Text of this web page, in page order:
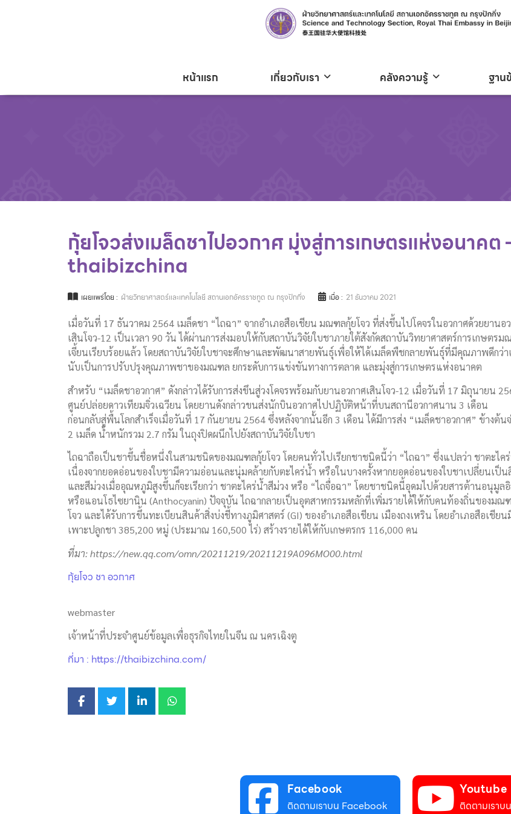
หน้าแรก เกี่ยวกับเรา คลังความรู้ ฐาน
กุ้ยโจวส่งเมล็ดชาไปอวกาศ มุ่งสู่การเกษตรแห่งอนาคต
thaibizchina
เผยแพร่โดย : ฝ่ายวิทยาศาสตร์และเทคโนโลยี สถานเอกอัครราชทูต ณ กรุงปักกิ่ง เมื่อ : 21 ธันวาคม 2021
เมื่อวันที่ 17 ธันวาคม 2564 เมล็ดชา “ไถฉา” จากอำเภอสือเชียน มณฑลกุ้ยโจว ที่ส่งขึ้นไปโคจรในอวกาศด้วยยานอ
เสินโจว-12 เป็นเวลา 90 วัน ได้ผ่านการส่งมอบให้กับสถาบันวิจัยใบชาภายใต้สังกัดสถาบันวิทยาศาสตร์การเกษตรม
เจี้ยนเรียบร้อยแล้ว โดยสถาบันวิจัยใบชาจะศึกษาและพัฒนาสายพันธุ์เพื่อให้ได้เมล็ดพืชกลายพันธุ์ที่มีคุณภาพดีกว่า
นับเป็นการปรับปรุงคุณภาพชาของมณฑล ยกระดับการแข่งขันทางการตลาด และมุ่งสู่การเกษตรแห่งอนาคต
สำหรับ “เมล็ดชาอวกาศ” ดังกล่าวได้รับการส่งขึนสู่วงโคจรพร้อมกับยานอวกาศเสินโจว-12 เมื่อวันที่ 17 มิถุนายน
ศูนย์ปล่อยดาวเทียมจิ่วเฉวียน โดยยานดังกล่าวขนส่งนักบินอวกาศไปปฏิบัติหน้าที่บนสถานีอวกาศนาน 3 เดือน
ก่อนกลับสู่พื้นโลกสำเร็จเมื่อวันที่ 17 กันยายน 2564 ซึ่งหลังจากนั้นอีก 3 เดือน ได้มีการส่ง “เมล็ดชาอวกาศ” ข้างต้น
2 เมล็ด น้ำหนักรวม 2.7 กรัม ในถุงปิดผนึกไปยังสถาบันวิจัยใบชา
ไถฉาถือเป็นชาขึ้นชื่อหนึ่งในสามชนิดของมณฑลกุ้ยโจว โดยคนทั่วไปเรียกชาชนิดนี้ว่า “ไถฉา” ซึ่งแปลว่า ชาตะไค
เนื่องจากยอดอ่อนของใบชามีความอ่อนและนุ่มคล้ายกับตะไคร่น้ำ หรือในบางครั้งหากยอดอ่อนของใบชาเปลี่ยนเป็น
และสีม่วงเมื่ออุณหภูมิสูงขึ้นก็จะเรียกว่า ชาตะไคร่น้ำสีม่วง หรือ “ไถจื่อฉา” โดยชาชนิดนี้อุดมไปด้วยสารต้านอนุมูล
หรือแอนโธไซยานิน (Anthocyanin) ปัจจุบัน ไถฉากลายเป็นอุตสาหกรรมหลักที่เพิ่มรายได้ให้กับคนท้องถิ่นของมณ
โจว และได้รับการขึ้นทะเบียนสินค้าสิ่งบ่งชี้ทางภูมิศาสตร์ (GI) ของอำเภอสือเชียน เมืองถงเหริน โดยอำเภอสือเชีย
เพาะปลูกชา 385,200 หมู่ (ประมาณ 160,500 ไร่) สร้างรายได้ให้กับเกษตรกร 116,000 คน
ที่มา: https://new.qq.com/omn/20211219/20211219A096MO00.html
กุ้ยโจว ชา อวกาศ
webmaster
เจ้าหน้าที่ประจำศูนย์ข้อมูลเพื่อธุรกิจไทยในจีน ณ นครเฉิงตู
ที่มา : https://thaibizchina.com/
Facebook
ติดตามเราบน Facebook
Youtube
ติดตามเรา